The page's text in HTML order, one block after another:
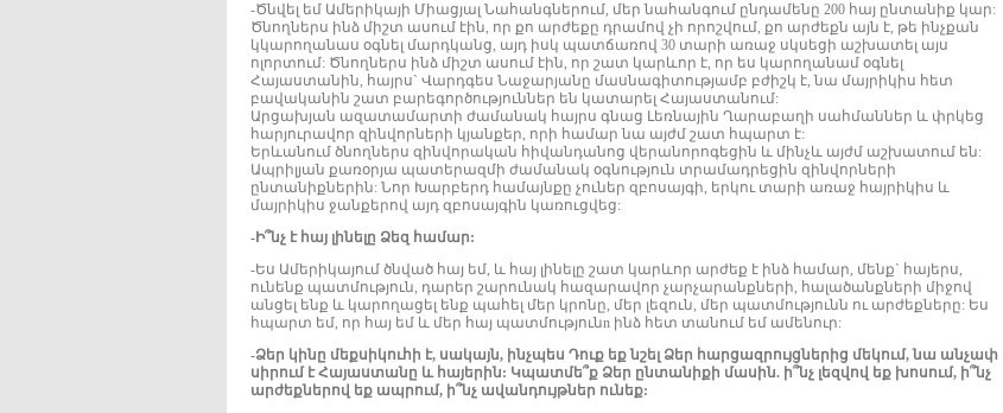
-Ծնվել եմ Ամերիկայի Միացյալ Նահանգներում, մեր նահանգում ընդամենը 200 հայ ընտանիք կար:
Ծնողներս ինձ միշտ ասում էին, որ քո արժեքը դրամով չի որոշվում, քո արժեքն այն է, թե ինչքան
կկարողանաս օգնել մարդկանց, այդ իսկ պատճառով 30 տարի առաջ սկսեցի աշխատել այս
ոլորտում: Ծնողներս ինձ միշտ ասում էին, որ շատ կարևոր է, որ ես կարողանամ օգնել
Հայաստանին, հայրս` Վարդգես Նաջարյանը մասնագիտությամբ բժիշկ է, նա մայրիկիս հետ
բավականին շատ բարեգործություններ են կատարել Հայաստանում:
Արցախյան ազատամարտի ժամանակ հայրս գնաց Լեռնային Ղարաբաղի սահմաններ և փրկեց
հարյուրավոր զինվորների կյանքեր, որի համար նա այժմ շատ հպարտ է:
Երևանում ծնողներս զինվորական հիվանդանոց վերանորոգեցին և մինչև այժմ աշխատում են:
Ապրիլյան քառօրյա պատերազմի ժամանակ օգնություն տրամադրեցին զինվորների
ընտանիքներին: Նոր Խարբերդ համայնքը չուներ զբոսայգի, երկու տարի առաջ հայրիկիս և
մայրիկիս ջանքերով այդ զբոսայգին կառուցվեց:
-Ի՞նչ է հայ լինելը Ձեզ համար:
-Ես Ամերիկայում ծնված հայ եմ, և հայ լինելը շատ կարևոր արժեք է ինձ համար, մենք` հայերս,
ունենք պատմություն, դարեր շարունակ հազարավոր չարչարանքների, հալածանքների միջով
անցել ենք և կարողացել ենք պահել մեր կրոնը, մեր լեզուն, մեր պատմությունն ու արժեքները: Ես
հպարտ եմ, որ հայ եմ և մեր հայ պատմությունn ինձ հետ տանում եմ ամենուր:
-Ձեր կինը մեքսիկուհի է, սակայն, ինչպես Դուք եք նշել Ձեր հարցազրույցներից մեկում, նա անչափ
սիրում է Հայաստանը և հայերին: Կպատմե՞ք Ձեր ընտանիքի մասին. ի՞նչ լեզվով եք խոսում, ի՞նչ
արժեքներով եք ապրում, ի՞նչ ավանդույթներ ունեք: